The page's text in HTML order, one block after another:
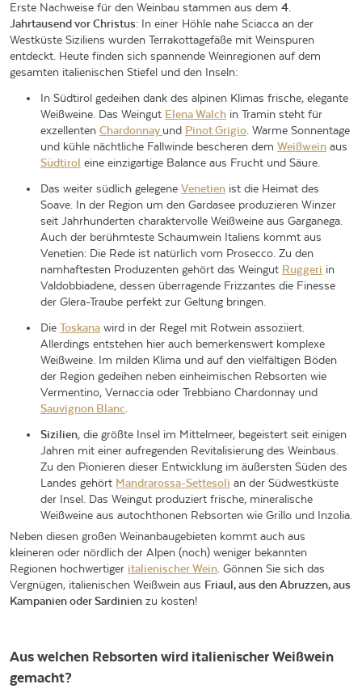
Erste Nachweise für den Weinbau stammen aus dem 4.
Jahrtausend vor Christus: In einer Höhle nahe Sciacca an der
Westküste Siziliens wurden Terrakottagefäße mit Weinspuren
entdeckt. Heute finden sich spannende Weinregionen auf dem
gesamten italienischen Stiefel und den Inseln:
In Südtirol gedeihen dank des alpinen Klimas frische, elegante
Weißweine. Das Weingut Elena Walch in Tramin steht für
exzellenten Chardonnay und Pinot Grigio . Warme Sonnentage
und kühle nächtliche Fallwinde bescheren dem Weißwein aus
Südtirol eine einzigartige Balance aus Frucht und Säure.
Das weiter südlich gelegene Venetien ist die Heimat des
Soave. In der Region um den Gardasee produzieren Winzer
seit Jahrhunderten charaktervolle Weißweine aus Garganega.
Auch der berühmteste Schaumwein Italiens kommt aus
Venetien: Die Rede ist natürlich vom Prosecco. Zu den
namhaftesten Produzenten gehört das Weingut Ruggeri in
Valdobbiadene, dessen überragende Frizzantes die Finesse
der Glera-Traube perfekt zur Geltung bringen.
Die Toskana wird in der Regel mit Rotwein assoziiert.
Allerdings entstehen hier auch bemerkenswert komplexe
Weißweine. Im milden Klima und auf den vielfältigen Böden
der Region gedeihen neben einheimischen Rebsorten wie
Vermentino, Vernaccia oder Trebbiano Chardonnay und
Sauvignon Blanc
Sizilien, die größte Insel im Mittelmeer, begeistert seit einigen
Jahren mit einer aufregenden Revitalisierung des Weinbaus.
Zu den Pionieren dieser Entwicklung im äußersten Süden des
Landes gehört Mandrarossa-Settesoli an der Südwestküste
der Insel. Das Weingut produziert frische, mineralische
Weißweine aus autochthonen Rebsorten wie Grillo und Inzolia.
Neben diesen großen Weinanbaugebieten kommt auch aus
kleineren oder nördlich der Alpen (noch) weniger bekannten
Regionen hochwertiger italienischer Wein . Gönnen Sie sich das
Vergnügen, italienischen Weißwein aus Friaul, aus den Abruzzen, aus
Kampanien oder Sardinien zu kosten!
Aus welchen Rebsorten wird italienischer Weißwein
gemacht?